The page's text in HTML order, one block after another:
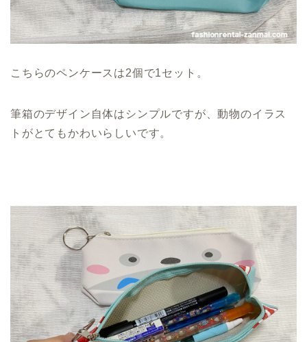
こちらのペンケースは2個で1セット。
筆箱のデザイン自体はシンプルですが、動物のイラス
トがとてもかわいらしいです。